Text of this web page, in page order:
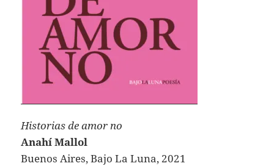
Historias de amor no
Anahí Mallol
Buenos Aires, Bajo La Luna, 2021